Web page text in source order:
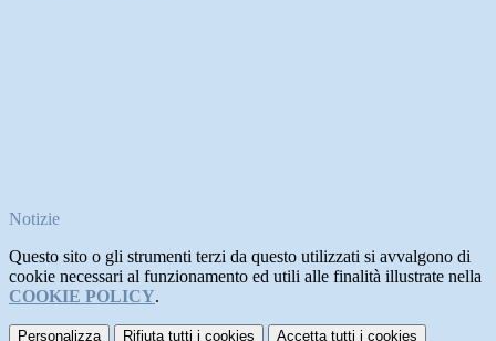
Notizie
Questo sito o gli strumenti terzi da questo utilizzati si avvalgono di
cookie necessari al funzionamento ed utili alle finalità illustrate nella
COOKIE POLICY.
Personalizza Rifiuta tutti i cookies Accetta tutti i cookies